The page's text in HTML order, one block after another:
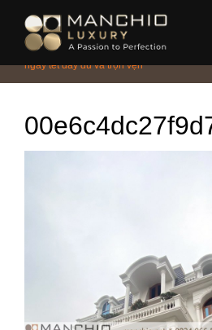
Home/Tin Tức & Sự Kiện/Hoàn thiện
ngày tết đầy đủ và trọn vẹn